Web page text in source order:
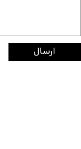
ارسال